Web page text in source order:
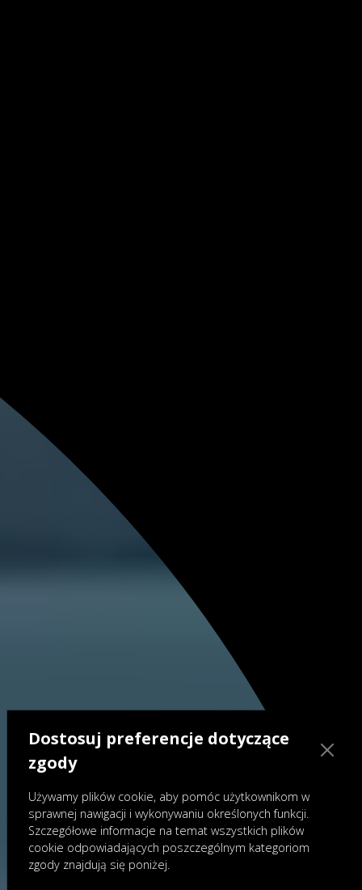
Dostosuj preferencje dotyczące
zgody
Używamy plików cookie, aby pomóc użytkownikom w
sprawnej nawigacji i wykonywaniu określonych funkcji.
Szczegółowe informacje na temat wszystkich plików
cookie odpowiadających poszczególnym kategoriom
zgody znajdują się poniżej.